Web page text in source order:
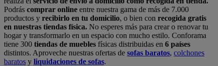
Podrás comprar online entre nuestra gama de más de 7.000
productos y recibirlo en tu domicilio, o bien con recogida gratis
en nuestras tiendas física. No esperes más para crear o renovar tu
hogar y transformarlo en un espacio con mucho estilo. Conforama
tiene 300 tiendas de muebles físicas distribuidas en 6 países
distintos. Aproveche nuestras ofertas de sofas baratos, colchones
baratos y liquidaciones de sofas.